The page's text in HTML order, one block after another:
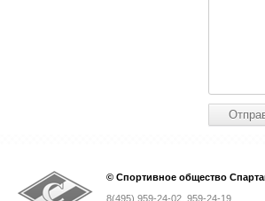
© Спортивное общество
8(495) 959-24-02, 959-24-19